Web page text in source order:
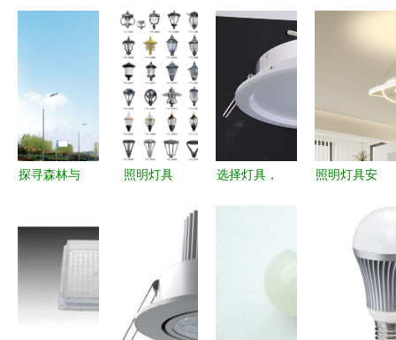
探寻森林与
| 三乐钢琴
与摄影创作
手记——
《白之不息
照明灯具
选择灯具，
照明灯具安
级 IEC
60598-
1:2024版正